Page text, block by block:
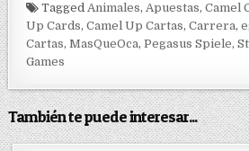
TaggedAnimales,Apuestas,Camel
Up Cards,Camel Up Cartas,Carrera,
Cartas,MasQueOca,Pegasus Spiele,
Games
También te puede interesar...